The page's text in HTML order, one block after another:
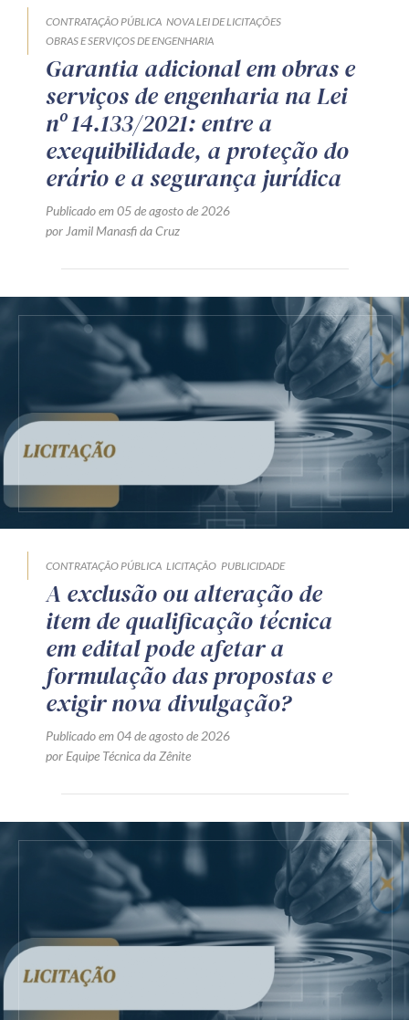
CONTRATAÇÃO PÚBLICA NOVA LEI DE LICITAÇÕES
OBRAS E SERVIÇOS DE ENGENHARIA
Garantia adicional em obras e
serviços de engenharia na Lei
nº 14.133/2021: entre a
exequibilidade, a proteção do
erário e a segurança jurídica
Publicado em 05 de agosto de 2026
por Jamil Manasfi da Cruz
CONTRATAÇÃO PÚBLICA LICITAÇÃO PUBLICIDADE
A exclusão ou alteração de
item de qualificação técnica
em edital pode afetar a
formulação das propostas e
exigir nova divulgação?
Publicado em 04 de agosto de 2026
por Equipe Técnica da Zênite